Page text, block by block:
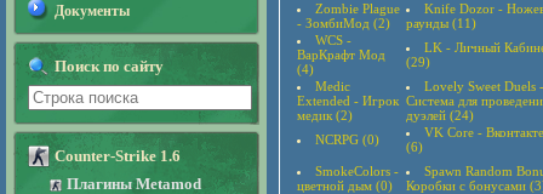
Zombie Plague
- ЗомбиМод (2)
Knife Dozor -
раунды (11)
WCS -
ВарКрафт Мод
(4)
LK - Личный
(29)
Medic
Extended - Игрок
медик (2)
Lovely Sweet Duels -
Система для
дуэлей (24)
NCRPG (0)
VK Core - Вконтакте
(6)
SmokeColors -
цветной дым (0)
Spawn Random
Коробки с бонусами
Документы
Поиск по сайту
Counter-Strike 1.6
Плагины Metamod